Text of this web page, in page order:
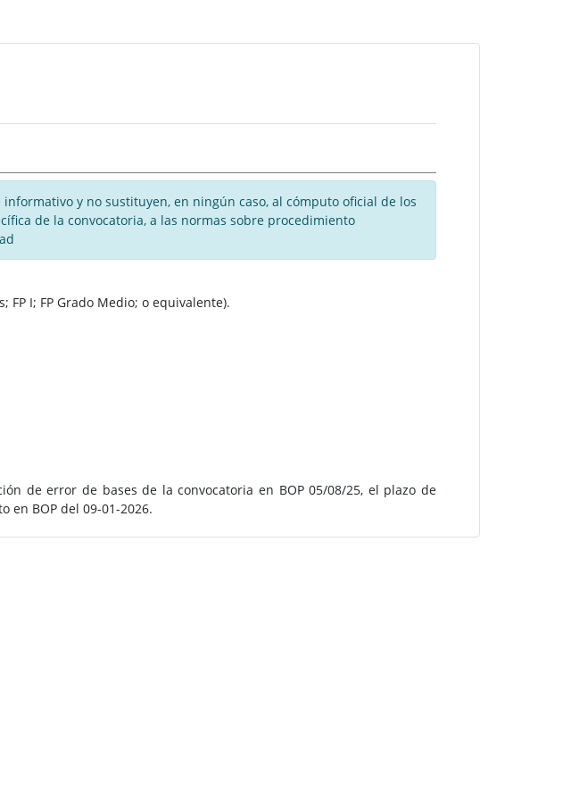
y no sustituyen, en ningún caso, al cómputo oficial de los
de la convocatoria, a las normas sobre procedimiento
FP I; FP Grado Medio; o equivalente).
de error de bases de la convocatoria en BOP 05/08/25, el plazo de
en BOP del 09-01-2026.